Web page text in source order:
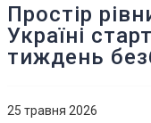
Простір
Україні
тиждень
25 травня 2026